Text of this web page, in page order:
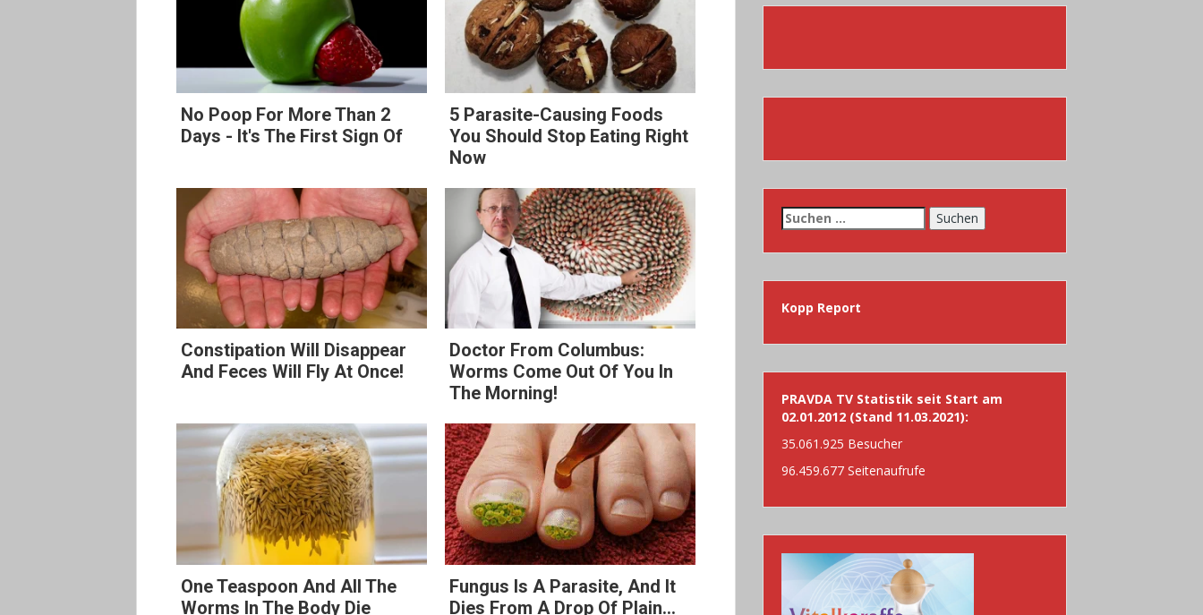
No Poop For More Than 2
Days - It's The First Sign Of
5 Parasite-Causing Foods
You Should Stop Eating Right
Now
Constipation Will Disappear
And Feces Will Fly At Once!
Doctor From Columbus:
Worms Come Out Of You In
The Morning!
One Teaspoon And All The
Worms In The Body Die
Fungus Is A Parasite, And It
Dies From A Drop Of Plain...
Suchen
nach:
Kopp Report
PRAVDA TV Statistik seit Start am
02.01.2012 (Stand 11.03.2021):
35.061.925 Besucher
96.459.677 Seitenaufrufe